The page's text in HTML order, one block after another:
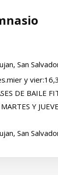
San
y
DE BAILE
Y
San